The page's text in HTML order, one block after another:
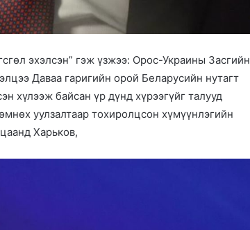
эхэлсэн” гэж үзжээ: Орос-Украины Засгийн
Даваа гаригийн орой Беларусийн нутагт
хүлээж байсан үр дүнд хүрээгүйг талууд
уулзалтаар тохиролцсон хүмүүнлэгийн
Харьков,